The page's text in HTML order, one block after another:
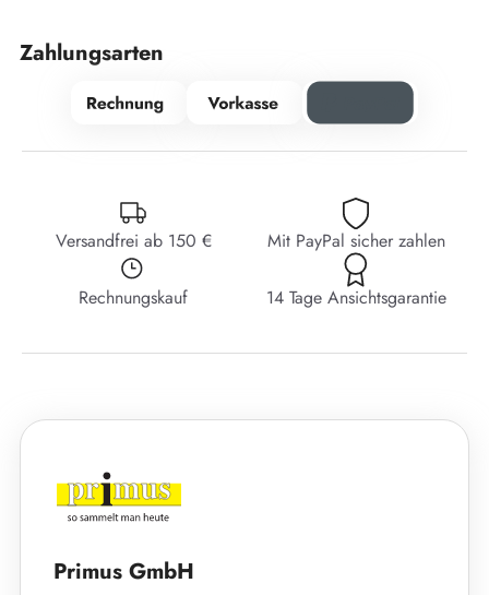
Zahlungsarten
Versandfrei ab 150 € Mit PayPal sicher zahlen
Rechnungskauf 14 Tage Ansichtsgarantie
Primus GmbH